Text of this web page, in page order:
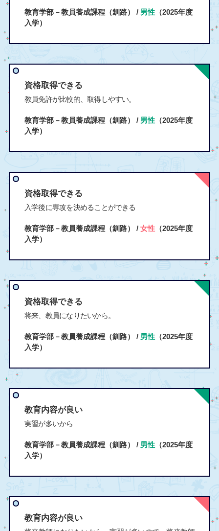
教育学部－教員養成課程（釧路） / 男性（2025年度
入学）
資格取得できる
教員免許が比較的、取得しやすい。
教育学部－教員養成課程（釧路） / 男性（2025年度
入学）
資格取得できる
入学後に専攻を決めることができる
教育学部－教員養成課程（釧路） / 女性（2025年度
入学）
資格取得できる
将来、教員になりたいから。
教育学部－教員養成課程（釧路） / 男性（2025年度
入学）
教育内容が良い
実習が多いから
教育学部－教員養成課程（釧路） / 男性（2025年度
入学）
教育内容が良い